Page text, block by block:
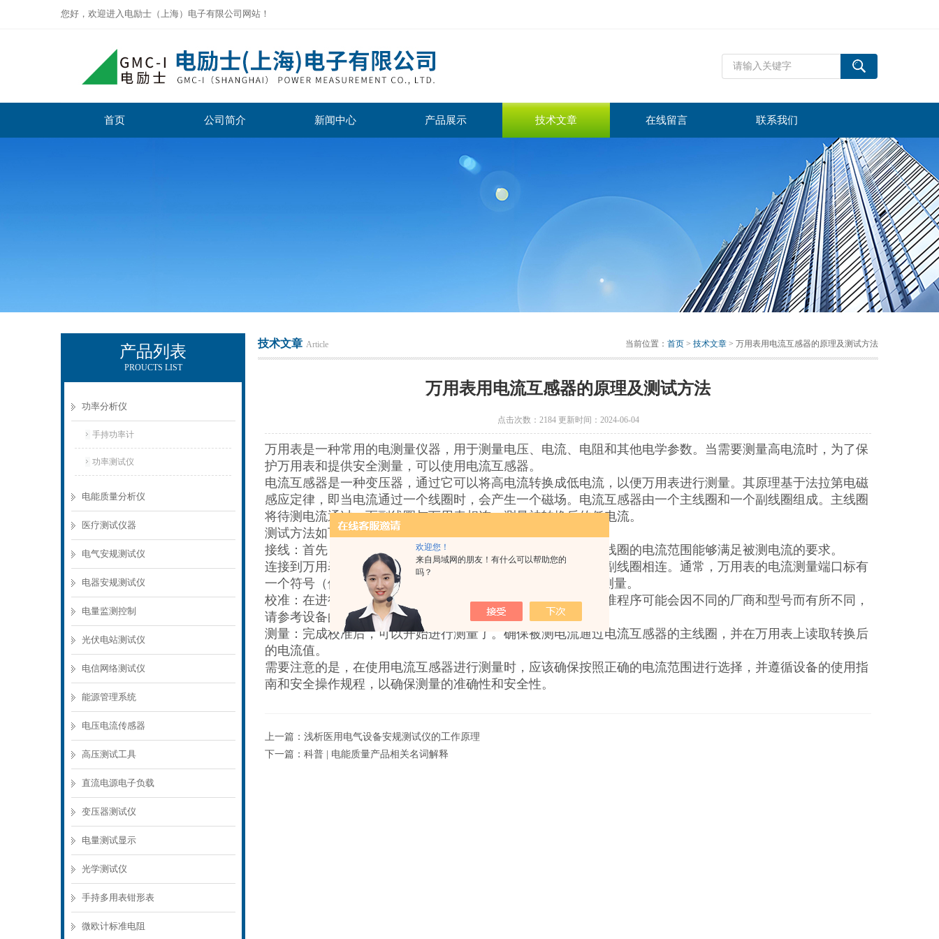
欢迎您！
来自局域网的朋友！有什么可以帮助您的
吗？
您好，欢迎进入电励士（上海）电子有限公司网站！
首页 公司简介 新闻中心 产品展示 技术文章 在线留言 联系我们
产品列表
PROUCTS LIST
功率分析仪
手持功率计
功率测试仪
电能质量分析仪
医疗测试仪器
电气安规测试仪
电器安规测试仪
电量监测控制
光伏电站测试仪
电信网络测试仪
能源管理系统
电压电流传感器
高压测试工具
直流电源电子负载
变压器测试仪
电量测试显示
光学测试仪
手持多用表钳形表
微欧计标准电阻
技术文章 Article 当前位置： 首页 > 技术文章 > 万用表用电流互感器的原理及测试方法
万用表用电流互感器的原理及测试方法
点击次数：2184 更新时间：2024-06-04
万用表是一种常用的电测量仪器，用于测量电压、电流、电阻和其他电学参数。当需要测量高电流时，为了保
护万用表和提供安全测量，可以使用电流互感器。
电流互感器是一种变压器，通过它可以将高电流转换成低电流，以便万用表进行测量。其原理基于法拉第电磁
感应定律，即当电流通过一个线圈时，会产生一个磁场。电流互感器由一个主线圈和一个副线圈组成。主线圈
将待测电流通过，而副线圈与万用表相连，测量被转换后的低电流。
测试方法如下：
接线：首先，将电流互感器的主线圈与被测电流连接。确保主线圈的电流范围能够满足被测电流的要求。
连接到万用表：接下来，将万用表的测量端口与电流互感器的副线圈相连。通常，万用表的电流测量端口标有
一个符号（例如"A"或"mA"），表示适用于连接互感器的电流测量。
校准：在进行实际测量之前，需要对电流互感器进行校准。校准程序可能会因不同的厂商和型号而有所不同，
请参考设备的说明书。
测量：完成校准后，可以开始进行测量了。确保被测电流通过电流互感器的主线圈，并在万用表上读取转换后
的电流值。
需要注意的是，在使用电流互感器进行测量时，应该确保按照正确的电流范围进行选择，并遵循设备的使用指
南和安全操作规程，以确保测量的准确性和安全性。
上一篇： 浅析医用电气设备安规测试仪的工作原理
下一篇： 科普 | 电能质量产品相关名词解释